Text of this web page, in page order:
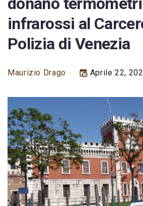
infrarossi al
Polizia di Venezia
Maurizio Drago Aprile 22,